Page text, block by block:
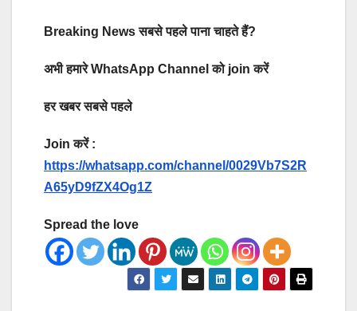
Breaking News सबसे पहले पाना चाहते हैं?
अभी हमारे WhatsApp Channel को join करें
हर खबर सबसे पहले
Join करें :
https://whatsapp.com/channel/0029Vb7S2R
A65yD9fZX4Og1Z
Spread the love